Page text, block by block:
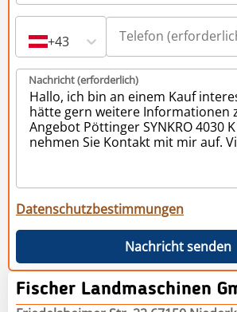
+43
Nachricht (erforderlich)
Datenschutzbestimmungen
Nachricht senden
Fischer Landmaschinen